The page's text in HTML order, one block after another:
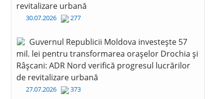
revitalizare urbană
30.07.2026 277
Guvernul Republicii Moldova investește 57
mil. lei pentru transformarea orașelor Drochia și
Râșcani: ADR Nord verifică progresul lucrărilor
de revitalizare urbană
27.07.2026 373